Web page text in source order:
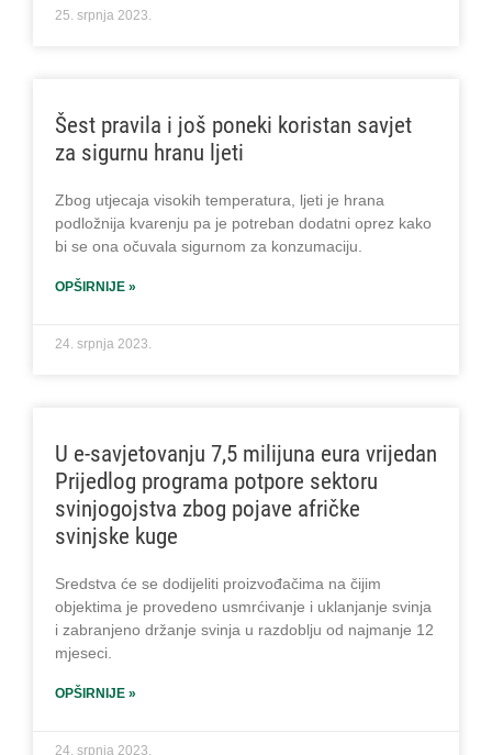
25. srpnja 2023.
Šest pravila i još poneki koristan savjet
za sigurnu hranu ljeti
Zbog utjecaja visokih temperatura, ljeti je hrana
podložnija kvarenju pa je potreban dodatni oprez kako
bi se ona očuvala sigurnom za konzumaciju.
OPŠIRNIJE »
24. srpnja 2023.
U e-savjetovanju 7,5 milijuna eura vrijedan
Prijedlog programa potpore sektoru
svinjogojstva zbog pojave afričke
svinjske kuge
Sredstva će se dodijeliti proizvođačima na čijim
objektima je provedeno usmrćivanje i uklanjanje svinja
i zabranjeno držanje svinja u razdoblju od najmanje 12
mjeseci.
OPŠIRNIJE »
24. srpnja 2023.